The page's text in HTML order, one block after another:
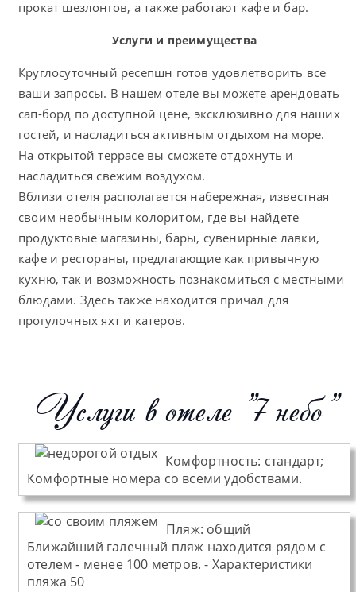
прокат шезлонгов, а также работают кафе и бар.
Услуги и преимущества
Круглосуточный ресепшн готов удовлетворить все
ваши запросы. В нашем отеле вы можете арендовать
сап-борд по доступной цене, эксклюзивно для наших
гостей, и насладиться активным отдыхом на море.
На открытой террасе вы сможете отдохнуть и
насладиться свежим воздухом.
Вблизи отеля располагается набережная, известная
своим необычным колоритом, где вы найдете
продуктовые магазины, бары, сувенирные лавки,
кафе и рестораны, предлагающие как привычную
кухню, так и возможность познакомиться с местными
блюдами. Здесь также находится причал для
прогулочных яхт и катеров.
Услуги в отеле "7 небо"
Комфортность: стандарт;
Комфортные номера со всеми удобствами.
Пляж: общий
Ближайший галечный пляж находится рядом с
отелем - менее 100 метров. - Характеристики
пляжа 50